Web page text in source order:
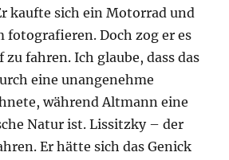
kaufte sich ein Motorrad und
fotografieren. Doch zog er es
fahren. Ich glaube, dass das
eine unangenehme
während Altmann eine
Natur ist. Lissitzky – der
Er hätte sich das Genick